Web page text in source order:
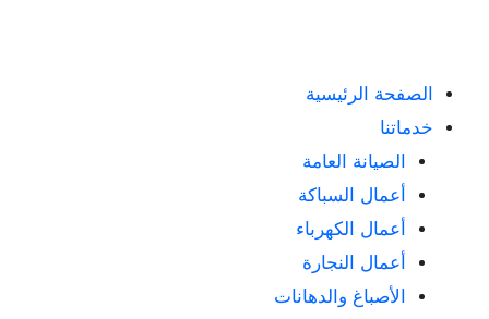
الصفحة الرئيسية
خدماتنا
الصيانة العامة
أعمال السباكة
أعمال الكهرباء
أعمال النجارة
الأصباغ والدهانات